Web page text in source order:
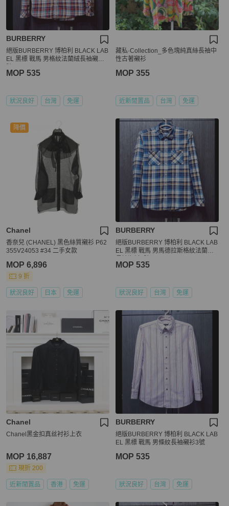
BURBERRY
絕版BURBERRY 博柏利 BLACK LAB
EL 黑標 戰馬 男格紋法蘭絨長袖襯衫2
MOP 535
狀況良好 台灣 免運
藏私·Collection_多色塊純真絲長袖中
性古著襯衫
MOP 355
近新閒置品 台灣 免運
降價
Chanel
香奈兒 (CHANEL) 黑色絲質襯衫 P62
355V24053 #34 二手女款
MOP 6,896
9 折
狀況良好 日本 免運
BURBERRY
絕版BURBERRY 博柏利 BLACK LAB
EL 黑標 戰馬 男馬德拉斯格紋法蘭絨
MOP 535
狀況良好 台灣 免運
Chanel
Chanel黑金扣真丝衬衫上衣
MOP 16,887
現折 200
近新閒置品 香港 免運
BURBERRY
絕版BURBERRY 博柏利 BLACK LAB
EL 黑標 戰馬 男條紋長袖襯衫3號
MOP 535
狀況良好 台灣 免運